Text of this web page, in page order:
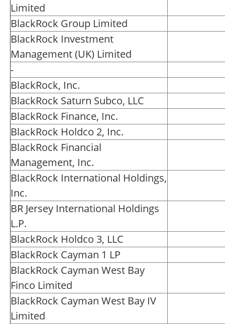
Limited
BlackRock Group Limited
BlackRock Investment
Management (UK) Limited
-
BlackRock, Inc.
BlackRock Saturn Subco, LLC
BlackRock Finance, Inc.
BlackRock Holdco 2, Inc.
BlackRock Financial
Management, Inc.
BlackRock International Holdings,
Inc.
BR Jersey International Holdings
L.P.
BlackRock Holdco 3, LLC
BlackRock Cayman 1 LP
BlackRock Cayman West Bay
Finco Limited
BlackRock Cayman West Bay IV
Limited